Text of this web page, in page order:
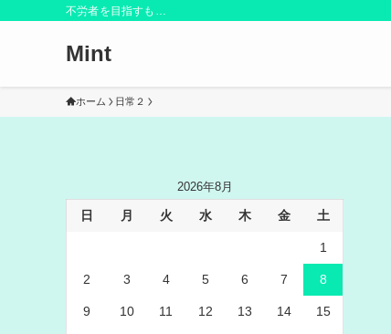
不労者を目指すも…
Mint
ホーム 日常２
2026年8月
日 月 火 水 木 金 土
1
2 3 4 5 6 7 8
9 10 11 12 13 14 15